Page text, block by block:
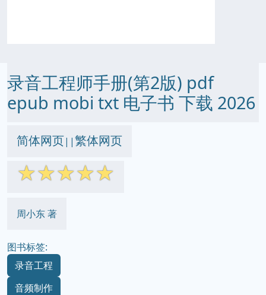
录音工程师手册(第2版) pdf
epub mobi txt 电子书 下载 2026
简体网页||繁体网页
☆☆☆☆☆
周小东 著
图书标签:
录音工程
音频制作